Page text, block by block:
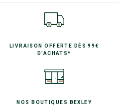
LIVRAISON OFFERTE
DÈS 99€
D'ACHATS*
NOS BOUTIQUES BEXLEY